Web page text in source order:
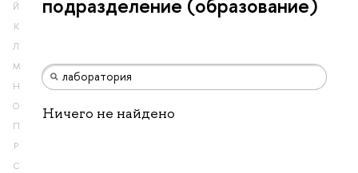
Й
К
Л
М
Н
О
П
Р
С
подразделение (образование)
Ничего не найдено